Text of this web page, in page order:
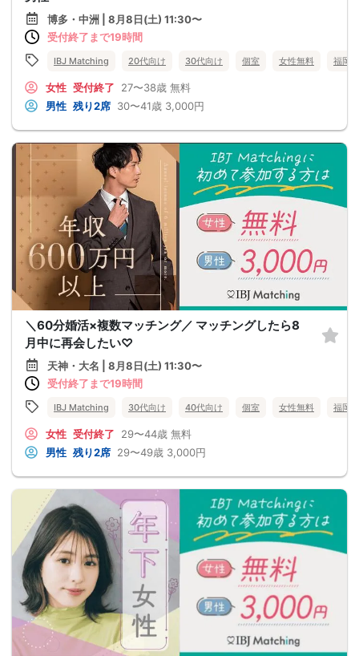
博多・中洲 | 8月8日(土) 11:30〜
受付終了まで19時間
IBJ Matching 20代向け 30代向け 個室 女性無料 福岡県
女性 受付終了 27〜38歳 無料
男性 残り2席 30〜41歳 3,000円
＼60分婚活×複数マッチング／ マッチングしたら8
月中に再会したい♡
天神・大名 | 8月8日(土) 11:30〜
受付終了まで19時間
IBJ Matching 30代向け 40代向け 個室 女性無料 福岡県
女性 受付終了 29〜44歳 無料
男性 残り2席 29〜49歳 3,000円